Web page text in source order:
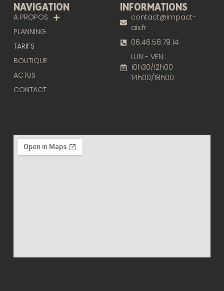
NAVIGATION
A PROPOS
PLANNING
TARIFS
BOUTIQUE
ACTUS
CONTACT
INFORMATIONS
contact@impact-
aix.fr
06.46.58.79.14
LUN - VEN :
10h30/12h00
14h00/18h00